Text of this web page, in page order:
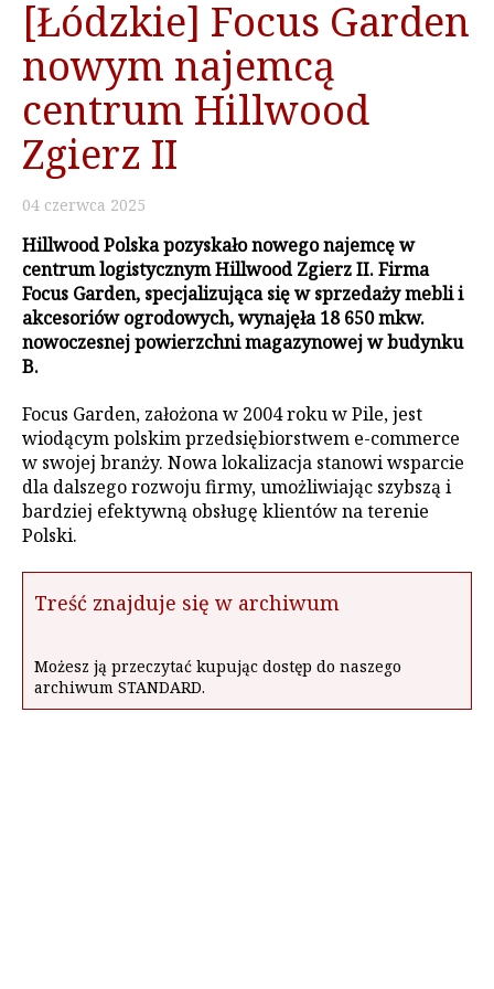
[Łódzkie] Focus Garden
nowym najemcą
centrum Hillwood
Zgierz II
04 czerwca 2025
Hillwood Polska pozyskało nowego najemcę w
centrum logistycznym Hillwood Zgierz II. Firma
Focus Garden, specjalizująca się w sprzedaży mebli i
akcesoriów ogrodowych, wynajęła 18 650 mkw.
nowoczesnej powierzchni magazynowej w budynku
B.
Focus Garden, założona w 2004 roku w Pile, jest
wiodącym polskim przedsiębiorstwem e-commerce
w swojej branży. Nowa lokalizacja stanowi wsparcie
dla dalszego rozwoju firmy, umożliwiając szybszą i
bardziej efektywną obsługę klientów na terenie
Polski.
Treść znajduje się w archiwum
Możesz ją przeczytać kupując dostęp do naszego
archiwum STANDARD.